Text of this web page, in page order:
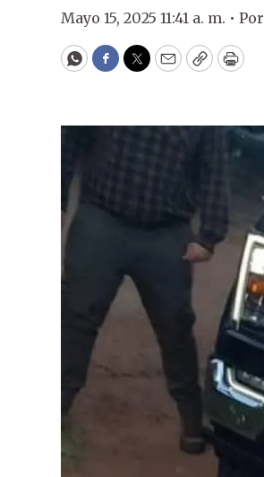
Mayo 15, 2025 11:41 a. m. • Por
WhatsApp
Facebook
Twitter
EmailCopyPrint